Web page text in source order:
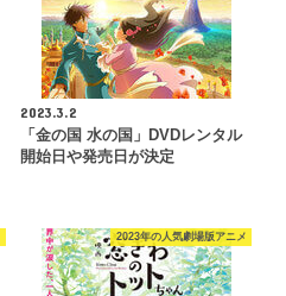
2023.3.2
「金の国 水の国」DVDレンタル
開始日や発売日が決定
2023年の人気劇場版アニメ